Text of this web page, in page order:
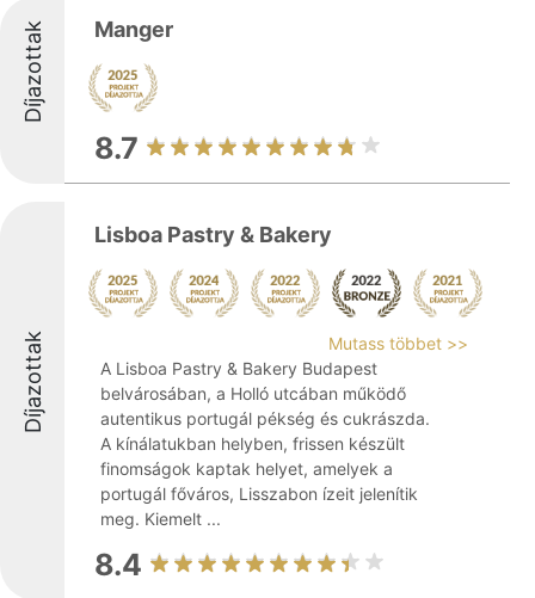
Díjazottak Manger
8.7
Díjazottak
Lisboa Pastry & Bakery
Mutass többet >>
A Lisboa Pastry & Bakery Budapest
belvárosában, a Holló utcában működő
autentikus portugál pékség és cukrászda.
A kínálatukban helyben, frissen készült
finomságok kaptak helyet, amelyek a
portugál főváros, Lisszabon ízeit jelenítik
meg. Kiemelt ...
8.4